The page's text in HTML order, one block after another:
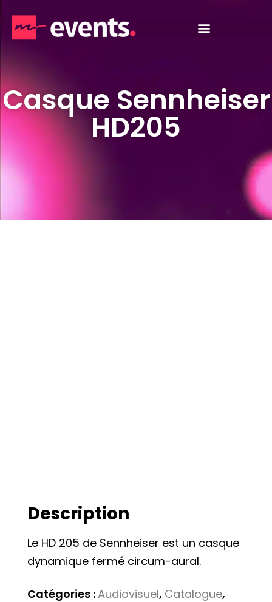
Casque Sennheiser
HD205
Description
Le HD 205 de Sennheiser est un casque
dynamique fermé circum-aural.
Catégories :Audiovisuel, Catalogue,